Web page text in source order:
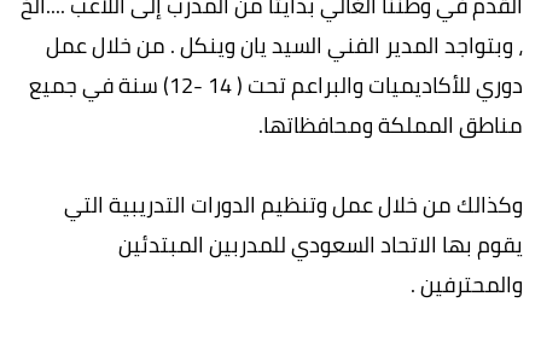
، وبتواجد المدير الفني السيد يان وينكل . من خلال عمل
دوري للأكاديميات والبراعم تحت ( 14 -12) سنة في جميع
مناطق المملكة ومحافظاتها.
وكذالك من خلال عمل وتنظيم الدورات التدريبية التي
يقوم بها الاتحاد السعودي للمدربين المبتدئين
والمحترفين .